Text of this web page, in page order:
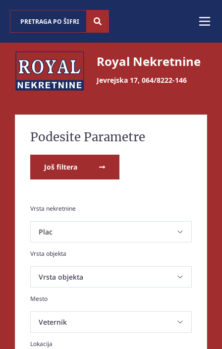
Royal Nekretnine
Jevrejska 17, 064/8222-146
Podesite Parametre
Još filtera
Vrsta nekretnine
Vrsta objekta
Mesto
Lokacija